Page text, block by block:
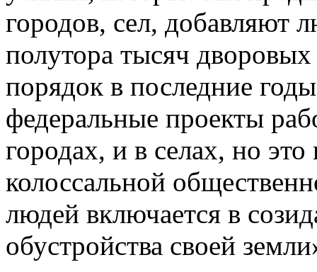
городов, сел, добавляют
полутора тысяч
порядок в последние
федеральные проекты
городах, и в селах, но
колоссальной
людей включается в
обустройства своей